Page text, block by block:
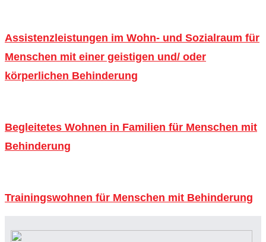
Assistenzleistungen im Wohn- und Sozialraum für
Menschen mit einer geistigen und/ oder
körperlichen Behinderung
Begleitetes Wohnen in Familien für Menschen mit
Behinderung
Trainingswohnen für Menschen mit Behinderung